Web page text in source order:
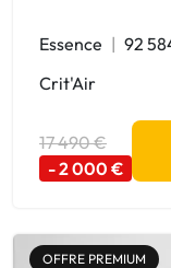
Essence 92
Crit'Air
17 490 €
- 2 000 €
OFFRE PREMIUM